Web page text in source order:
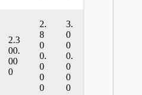
2.3
00.
00
0
2.
8
0
0.
0
0
0
3.
0
0
0.
0
0
0